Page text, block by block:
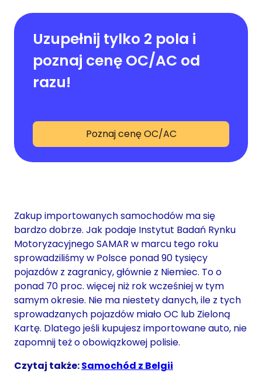
Uzupełnij tylko 2 pola i
poznaj cenę OC/AC od
razu!
Poznaj cenę OC/AC
Zakup importowanych samochodów ma się
bardzo dobrze. Jak podaje Instytut Badań Rynku
Motoryzacyjnego SAMAR w marcu tego roku
sprowadziliśmy w Polsce ponad 90 tysięcy
pojazdów z zagranicy, głównie z Niemiec. To o
ponad 70 proc. więcej niż rok wcześniej w tym
samym okresie. Nie ma niestety danych, ile z tych
sprowadzanych pojazdów miało OC lub Zieloną
Kartę. Dlatego jeśli kupujesz importowane auto, nie
zapomnij też o obowiązkowej polisie.
Czytaj także:Samochód z Belgii